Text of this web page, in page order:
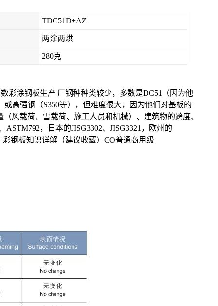
TDC51D+AZ
两涂两烘
280克
涂钢板生产 厂钢种种类较少，多数是DC51（因为他
高强钢（S350等），但难度很大，因为他们对基板的
风载荷、雪载荷、施工人员和机械）、建筑物的跨度、
，日本的JISG3302、JISG3321，欧州的
钢板知识详解（建议收藏）CQ普通商用级